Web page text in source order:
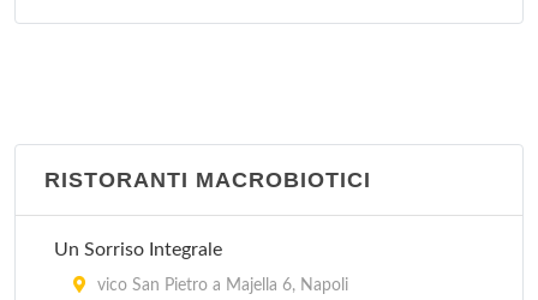
RISTORANTI MACROBIOTICI
Un Sorriso Integrale
vico San Pietro a Majella 6, Napoli